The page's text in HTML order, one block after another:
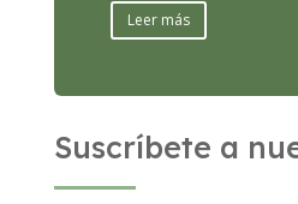
Leer más
Suscríbete a